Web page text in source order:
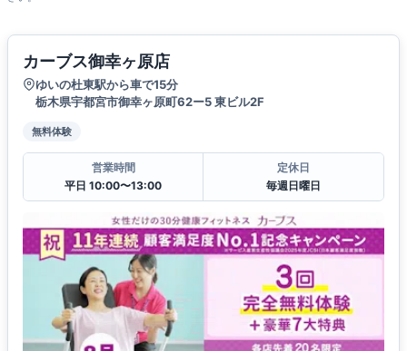
カーブス御幸ヶ原店
ゆいの杜東駅から車で15分
栃木県宇都宮市御幸ヶ原町62ー5 東ビル2F
無料体験
営業時間
平日 10:00〜13:00
定休日
毎週日曜日